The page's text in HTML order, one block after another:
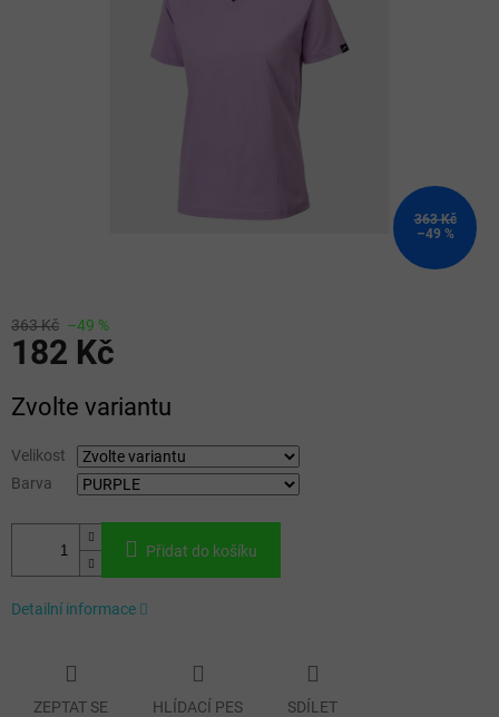
363 Kč
–49 %
363 Kč –49 %
182 Kč
cena:
Zvolte variantu
Velikost
Barva
Přidat do košíku
Detailní informace
ZEPTAT SE HLÍDACÍ PES SDÍLET